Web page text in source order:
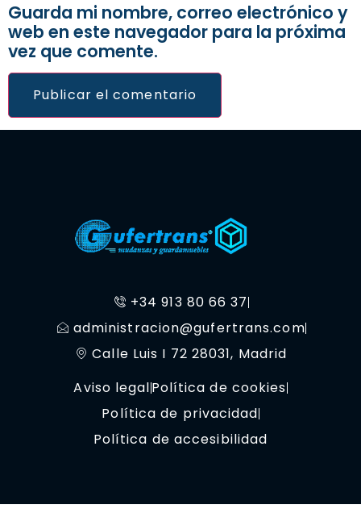
Guarda mi nombre, correo electrónico y
web en este navegador para la próxima
vez que comente.
+34 913 80 66 37
administracion@gufertrans.com
Calle Luis I 72 28031, Madrid
Aviso legalPolítica de cookies
Política de privacidad
Política de accesibilidad